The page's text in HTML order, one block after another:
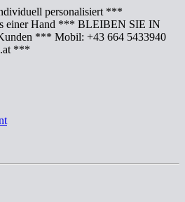
personalisiert ***
einer Hand *** BLEIBEN SIE IN
*** Mobil: +43 664 5433940
***